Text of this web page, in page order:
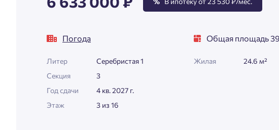
Погода
Литер
Серебристая 1
Секция
3
Год сдачи
4 кв. 2027 г.
Этаж
3 из 16
Общая площадь
Жилая 24.6 м²